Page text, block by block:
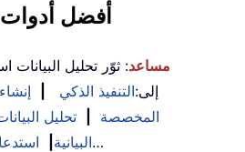
أفضل أدوات
KUTOOLS AI مساعد: ثوّر تحليل البيانات
إلى:التنفيذ الذكي
المخصصة
تحليل
البيانية…